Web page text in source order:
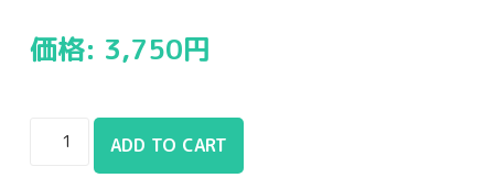
価格: 3,750円
ADD TO CART